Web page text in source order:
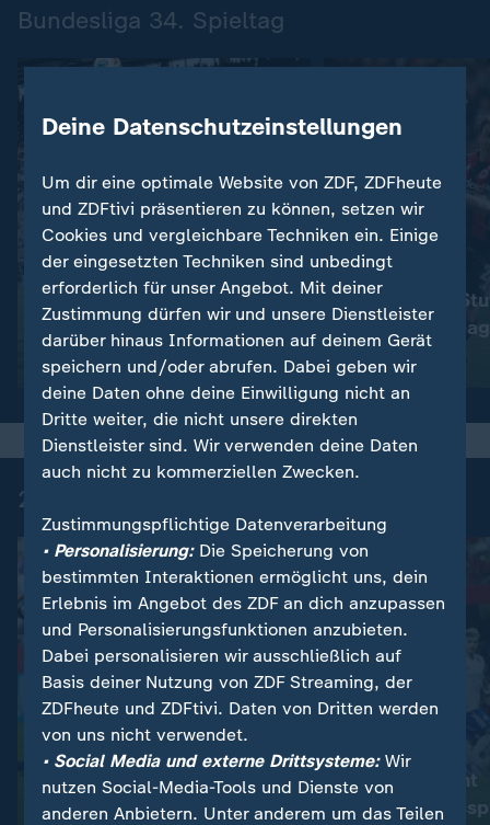
Bundesliga 34. Spieltag
Bundesliga 2025/26
VfL Wolfsburg gewinnt
Abstiegs-Endspiel
Video10:24
Bundesliga 2025/26
Remis reicht
Champions
Video10:08
2. Bundesliga - Highlights
2. Bundesliga:
Fortuna Düsseldorf schockt
SV Elversberg
2. Bundesliga
"Club" gewinnt
Deine Datenschutzeinstellungen
Um dir eine optimale Website von ZDF, ZDFheute
und ZDFtivi präsentieren zu können, setzen wir
Cookies und vergleichbare Techniken ein. Einige
der eingesetzten Techniken sind unbedingt
erforderlich für unser Angebot. Mit deiner
Zustimmung dürfen wir und unsere Dienstleister
darüber hinaus Informationen auf deinem Gerät
speichern und/oder abrufen. Dabei geben wir
deine Daten ohne deine Einwilligung nicht an
Dritte weiter, die nicht unsere direkten
Dienstleister sind. Wir verwenden deine Daten
auch nicht zu kommerziellen Zwecken.
Zustimmungspflichtige Datenverarbeitung
• Personalisierung:Die Speicherung von
bestimmten Interaktionen ermöglicht uns, dein
Erlebnis im Angebot des ZDF an dich anzupassen
und Personalisierungsfunktionen anzubieten.
Dabei personalisieren wir ausschließlich auf
Basis deiner Nutzung von ZDF Streaming, der
ZDFheute und ZDFtivi. Daten von Dritten werden
von uns nicht verwendet.
• Social Media und externe Drittsysteme:Wir
nutzen Social-Media-Tools und Dienste von
anderen Anbietern. Unter anderem um das Teilen